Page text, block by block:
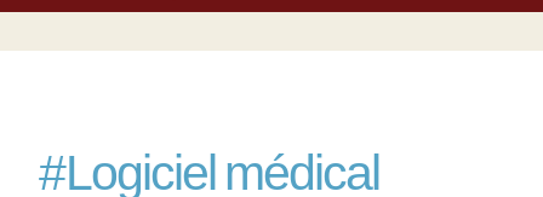
#Logiciel médical